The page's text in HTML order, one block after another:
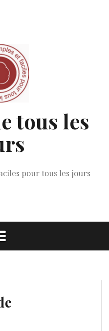
tous les
pour tous les jours